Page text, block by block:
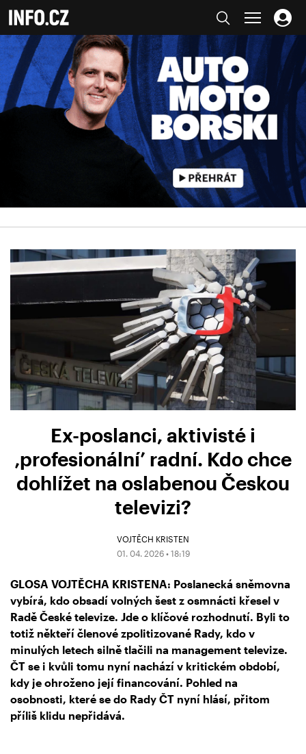
Ex-poslanci, aktivisté i
‚profesionální’ radní. Kdo chce
dohlížet na oslabenou Českou
televizi?
VOJTĚCH KRISTEN
01. 04. 2026 • 18:19
GLOSA VOJTĚCHA KRISTENA: Poslanecká sněmovna
vybírá, kdo obsadí volných šest z osmnácti křesel v
Radě České televize. Jde o klíčové rozhodnutí. Byli to
totiž někteří členové zpolitizované Rady, kdo v
minulých letech silně tlačili na management televize.
ČT se i kvůli tomu nyní nachází v kritickém období,
kdy je ohroženo její financování. Pohled na
osobnosti, které se do Rady ČT nyní hlásí, přitom
příliš klidu nepřidává.